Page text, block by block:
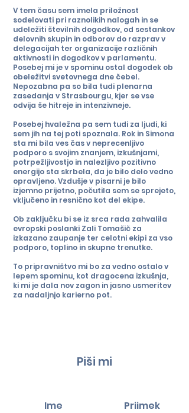
V tem času sem imela priložnost
sodelovati pri raznolikih nalogah in se
udeležiti številnih dogodkov, od sestankov
delovnih skupin in odborov do razprav v
delegacijah ter organizacije različnih
aktivnosti in dogodkov v parlamentu.
Posebej mi je v spominu ostal dogodek ob
obeležitvi svetovnega dne čebel.
Nepozabna pa so bila tudi plenarna
zasedanja v Strasbourgu, kjer se vse
odvija še hitreje in intenzivneje.
Posebej hvaležna pa sem tudi za ljudi, ki
sem jih na tej poti spoznala. Rok in Simona
sta mi bila ves čas v neprecenljivo
podporo s svojim znanjem, izkušnjami,
potrpežljivostjo in nalezljivo pozitivno
energijo sta skrbela, da je bilo delo vedno
opravljeno. Vzdušje v pisarni je bilo
izjemno prijetno, počutila sem se sprejeto,
vključeno in resnično kot del ekipe.
Ob zaključku bi se iz srca rada zahvalila
evropski poslanki Zali Tomašič za
izkazano zaupanje ter celotni ekipi za vso
podporo, toplino in skupne trenutke.
To pripravništvo mi bo za vedno ostalo v
lepem spominu, kot dragocena izkušnja,
ki mi je dala nov zagon in jasno usmeritev
za nadaljnjo karierno pot.
Piši mi
Ime Priimek